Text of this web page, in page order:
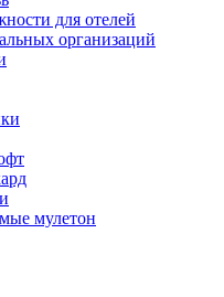
для отелей
организаций
мулетон